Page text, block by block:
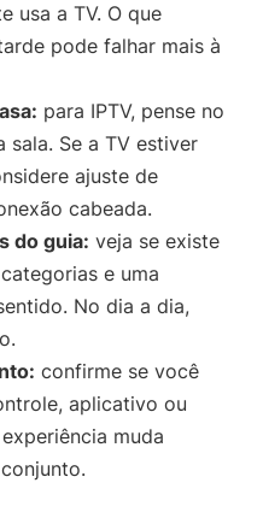
usa a TV. O que
pode falhar mais à
para IPTV, pense no
Se a TV estiver
ajuste de
cabeada.
do guia: veja se existe
e uma
No dia a dia,
confirme se você
aplicativo ou
muda